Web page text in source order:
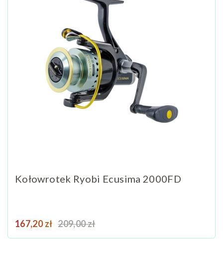
Kołowrotek Ryobi Ecusima 2000FD
Cena
167,20 zł Cena podstawowa
209,00 zł